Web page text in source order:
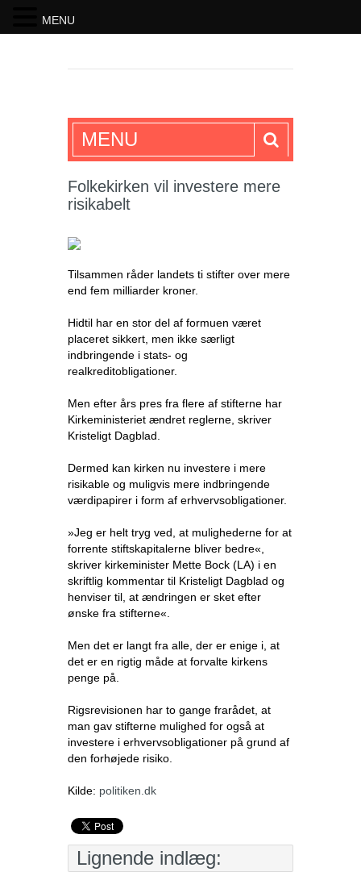
SKRIFTEN
MENU
Folkekirken vil investere mere
risikabelt
Tilsammen råder landets ti stifter over mere
end fem milliarder kroner.
Hidtil har en stor del af formuen været
placeret sikkert, men ikke særligt
indbringende i stats- og
realkreditobligationer.
Men efter års pres fra flere af stifterne har
Kirkeministeriet ændret reglerne, skriver
Kristeligt Dagblad.
Dermed kan kirken nu investere i mere
risikable og muligvis mere indbringende
værdipapirer i form af erhvervsobligationer.
»Jeg er helt tryg ved, at mulighederne for at
forrente stiftskapitalerne bliver bedre«,
skriver kirkeminister Mette Bock (LA) i en
skriftlig kommentar til Kristeligt Dagblad og
henviser til, at ændringen er sket efter
ønske fra stifterne«.
Men det er langt fra alle, der er enige i, at
det er en rigtig måde at forvalte kirkens
penge på.
Rigsrevisionen har to gange frarådet, at
man gav stifterne mulighed for også at
investere i erhvervsobligationer på grund af
den forhøjede risiko.
Kilde: politiken.dk
Lignende indlæg:
MENU